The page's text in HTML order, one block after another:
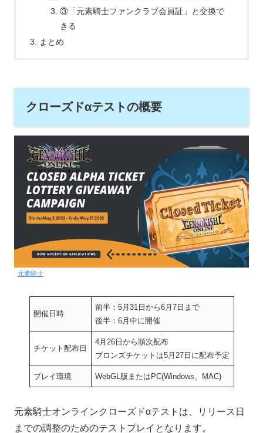
③「元素騎士ファンクラブ会員証」と交換で
きる
まとめ
クローズドαテストの概要
元素騎士
開催日時
前半：5月31日から6月7日まで
後半：6月中に開催
チケット配布日
4月26日から順次配布
ブロンズチケットは5月27日に配布予定
プレイ環境 WebGL版またはPC(Windows、MAC)
元素騎士オンラインクローズドαテストは、リリース日
までの調整のためのテストプレイとなります。